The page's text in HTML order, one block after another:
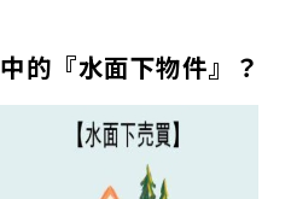
的『水面下物件』？